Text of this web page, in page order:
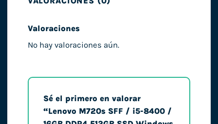
Valoraciones
No hay valoraciones aún.
Sé el primero en valorar
“Lenovo M720s SFF / i5-8400 /